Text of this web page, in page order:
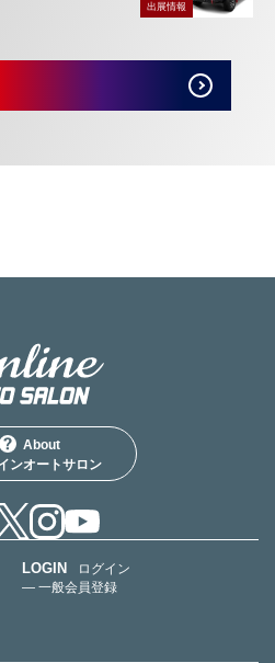
出展情報
About
ンオートサロン
LOGIN
ログイン
— 一般会員登録